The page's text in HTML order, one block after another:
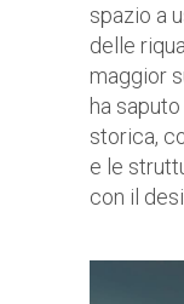
spazio a
delle
maggior
ha
storica,
e le
con il